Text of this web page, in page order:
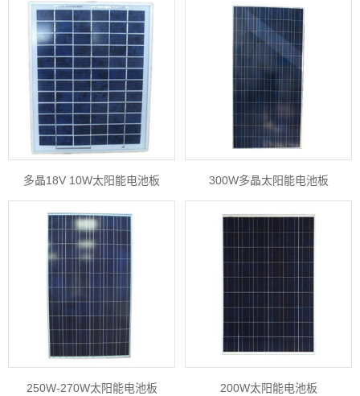
多晶18V 10W太阳能电池板 300W多晶太阳能电池板
250W-270W太阳能电池板 200W太阳能电池板